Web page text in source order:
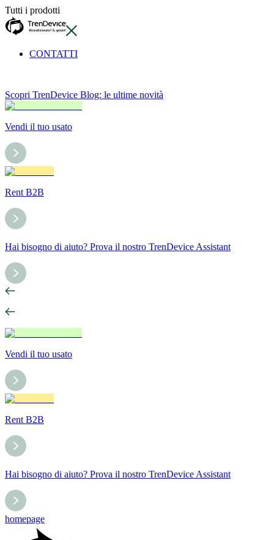
Tutti i prodotti
CONTATTI
Scopri TrenDevice Blog: le ultime novità
Vendi il tuo usato
Rent B2B
Hai bisogno di aiuto? Prova il nostro TrenDevice Assistant
Vendi il tuo usato
Rent B2B
Hai bisogno di aiuto? Prova il nostro TrenDevice Assistant
homepage